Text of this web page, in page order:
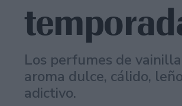
Los perfumes de
aroma dulce, cálido,
adictivo.